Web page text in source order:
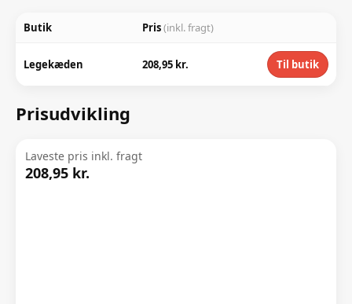
Butik Pris(inkl. fragt)
Legekæden 208,95 kr. Til butik
Prisudvikling
Laveste pris inkl. fragt
208,95 kr.